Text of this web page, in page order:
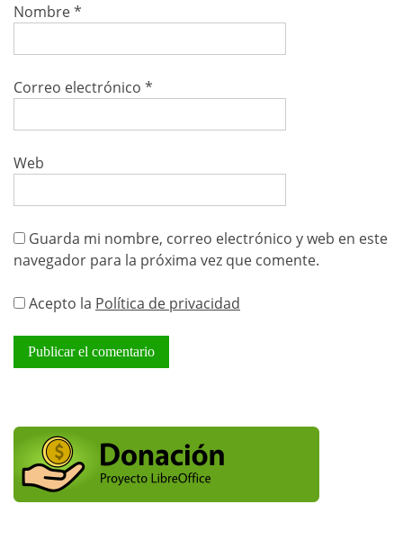
Nombre*
Correo electrónico *
Web
Guarda mi nombre, correo electrónico y web en este
navegador para la próxima vez que comente.
Acepto la Política de privacidad